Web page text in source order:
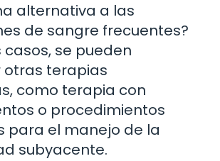
alternativa a las
de sangre frecuentes?
casos, se pueden
otras terapias
como terapia con
o procedimientos
para el manejo de la
subyacente.